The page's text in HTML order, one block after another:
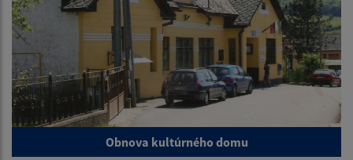
Obnova kultúrného domu